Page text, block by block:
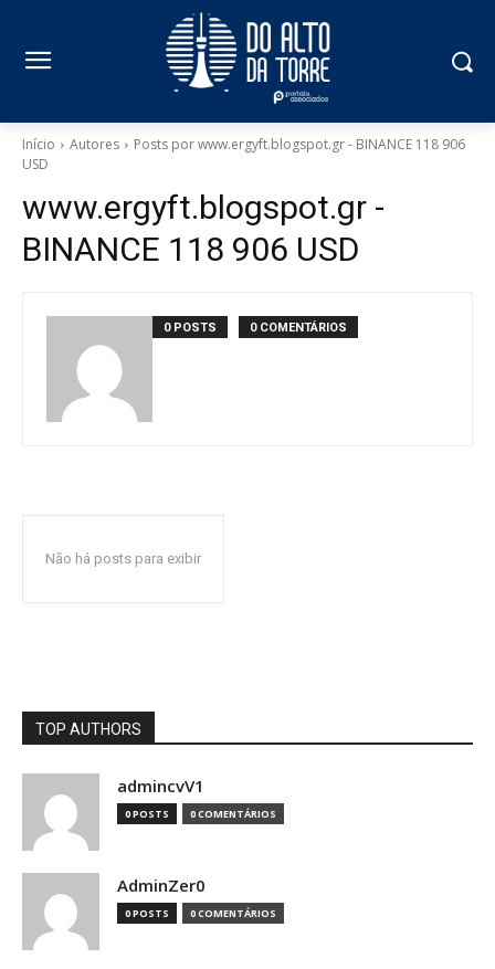
Início Autores
Posts por www.ergyft.blogspot.gr - BINANCE 118 906
USD
www.ergyft.blogspot.gr -
BINANCE 118 906 USD
0 POSTS 0 COMENTÁRIOS
Não há posts para exibir
TOP AUTHORS
admincvV1
0 POSTS 0 COMENTÁRIOS
AdminZer0
0 POSTS 0 COMENTÁRIOS